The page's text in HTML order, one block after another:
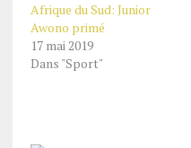
Afrique du Sud: Junior
Awono primé
17 mai 2019
Dans "Sport"